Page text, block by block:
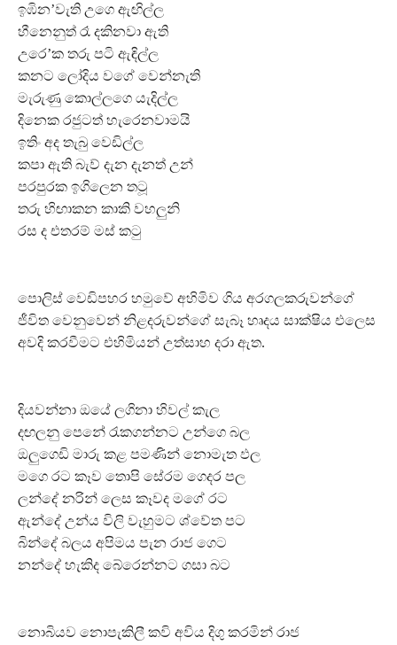
ඉඹින’වැති උගෙ ඇඟිල්ල
හීනෙනුත් රෑ දකිනවා ඇති
උරෙ’ක තරු පටි ඇඳිල්ල
කනට ලෝදිය වගේ වෙන්නැති
මැරුණු කොල්ලගෙ යැදිල්ල
දිනෙක රජුටත් හැරෙනවාමයි
ඉතිං අද තැබු වෙඩිල්ල
කපා ඇති බැව් දැන දැනත් උන්
පරපුරක ඉගිලෙන තටූ
තරු හිඟාකන කාකි වහලුනි
රස ද එතරම් මස් කටු
පොලිස් වෙඩිපහර හමුවේ අහිමිව ගිය අරගලකරුවන්ගේ
ජීවිත වෙනුවෙන් නිළදරුවන්ගේ සැබෑ හෘදය සාක්ෂිය එලෙස
අවදි කරවීමට එහිමියන් උත්සාහ දරා ඇත.
දියවන්නා ඔයේ ලගිනා හිවල් කැල
දඟලනු පෙනේ රැකගන්නට උන්ගෙ බල
ඔලුගෙඩි මාරු කළ පමණින් නොමැත ඵල
මගෙ රට කෑව තොපි සේරම ගෙදර පල
ලන්දේ නරින් ලෙස කෑවද මගේ රට
ඇන්දේ උන්ය විලි වැහුමට ශ්වේත පට
බින්දේ බලය අපිමය පැන රාජ ගෙට
නන්දේ හැකිද බේරෙන්නට ගසා බට
නොබියව නොපැකිලී කවි අවිය දිගු කරමින් රාජ